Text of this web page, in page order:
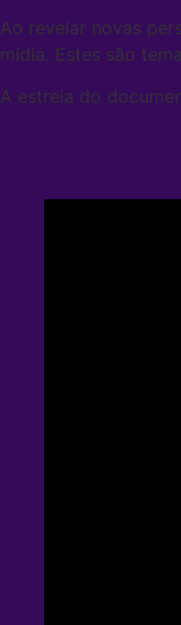
Ao revelar novas
mídia. Estes são
A estreia do